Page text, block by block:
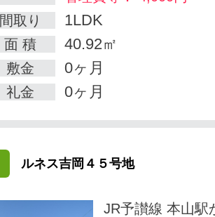
間取り
1LDK
面 積 40.92㎡
敷金 0ヶ月
礼金 0ヶ月
ルネス吉岡４５号地
JR予讃線 本山駅